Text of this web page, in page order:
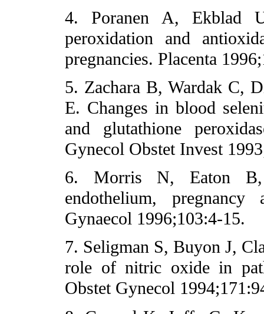
4. Poranen A, Ekblad
peroxidation and
pregnancies. Placenta
5. Zachara B, Wardak C,
E. Changes in blood
and glutathione
Gynecol Obstet Invest
6. Morris N, Eaton
endothelium,
Gynaecol 1996;103:4-15.
7. Seligman S, Buyon J,
role of nitric oxide in
Obstet Gynecol